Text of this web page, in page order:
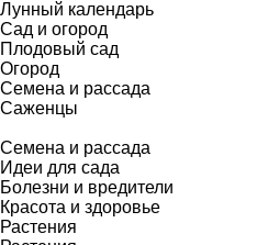
Лунный календарь
Сад и огород
Плодовый сад
Огород
Семена и рассада
Саженцы
Семена и рассада
Идеи для сада
Болезни и вредители
Красота и здоровье
Растения